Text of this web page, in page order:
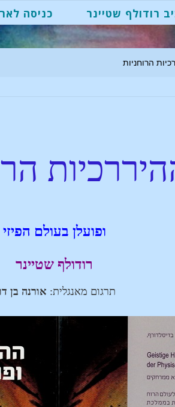
רודולף שטיינר כניסה
הרוחניות
ופועלן בעולם הפיזי
רודולף שטיינר
תרגום מאנגלית: אורנה בן